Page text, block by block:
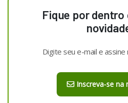
Fique por dentro
Digite seu e-mail e
Inscreva-se na